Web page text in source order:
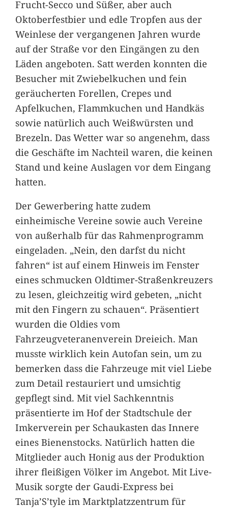
Frucht-Secco und Süßer, aber auch
Oktoberfestbier und edle Tropfen aus der
Weinlese der vergangenen Jahren wurde
auf der Straße vor den Eingängen zu den
Läden angeboten. Satt werden konnten die
Besucher mit Zwiebelkuchen und fein
geräucherten Forellen, Crepes und
Apfelkuchen, Flammkuchen und Handkäs
sowie natürlich auch Weißwürsten und
Brezeln. Das Wetter war so angenehm, dass
die Geschäfte im Nachteil waren, die keinen
Stand und keine Auslagen vor dem Eingang
hatten.
Der Gewerbering hatte zudem
einheimische Vereine sowie auch Vereine
von außerhalb für das Rahmenprogramm
eingeladen. „Nein, den darfst du nicht
fahren“ ist auf einem Hinweis im Fenster
eines schmucken Oldtimer-Straßenkreuzers
zu lesen, gleichzeitig wird gebeten, „nicht
mit den Fingern zu schauen“. Präsentiert
wurden die Oldies vom
Fahrzeugveteranenverein Dreieich. Man
musste wirklich kein Autofan sein, um zu
bemerken dass die Fahrzeuge mit viel Liebe
zum Detail restauriert und umsichtig
gepflegt sind. Mit viel Sachkenntnis
präsentierte im Hof der Stadtschule der
Imkerverein per Schaukasten das Innere
eines Bienenstocks. Natürlich hatten die
Mitglieder auch Honig aus der Produktion
ihrer fleißigen Völker im Angebot. Mit Live-
Musik sorgte der Gaudi-Express bei
Tanja’S’tyle im Marktplatzzentrum für